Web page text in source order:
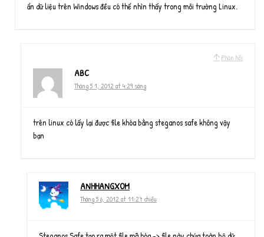
ẩn dữ liệu trên Windows đều có thể nhìn thấy trong môi trường Linux.
Phản hồi
ABC
Tháng 5 1, 2012 at 4:29 sáng
trên linux có lấy lại được file khóa bằng steganos safe không vậy
bạn
ANHHANGXOM
Tháng 5 6, 2012 at 11:27 chiều